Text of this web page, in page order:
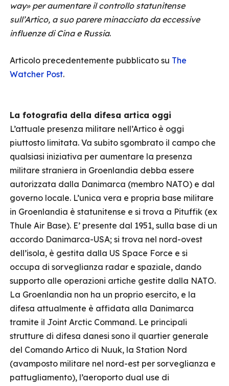
way» per aumentare il controllo statunitense
sull’Artico, a suo parere minacciato da eccessive
influenze di Cina e Russia.
Articolo precedentemente pubblicato su The
Watcher Post.
La fotografia della difesa artica oggi
L’attuale presenza militare nell’Artico è oggi
piuttosto limitata. Va subito sgombrato il campo che
qualsiasi iniziativa per aumentare la presenza
militare straniera in Groenlandia debba essere
autorizzata dalla Danimarca (membro NATO) e dal
governo locale. L’unica vera e propria base militare
in Groenlandia è statunitense e si trova a Pituffik (ex
Thule Air Base). E’ presente dal 1951, sulla base di un
accordo Danimarca-USA; si trova nel nord-ovest
dell’isola, è gestita dalla US Space Force e si
occupa di sorveglianza radar e spaziale, dando
supporto alle operazioni artiche gestite dalla NATO.
La Groenlandia non ha un proprio esercito, e la
difesa attualmente è affidata alla Danimarca
tramite il Joint Arctic Command. Le principali
strutture di difesa danesi sono il quartier generale
del Comando Artico di Nuuk, la Station Nord
(avamposto militare nel nord-est per sorveglianza e
pattugliamento), l’aeroporto dual use di